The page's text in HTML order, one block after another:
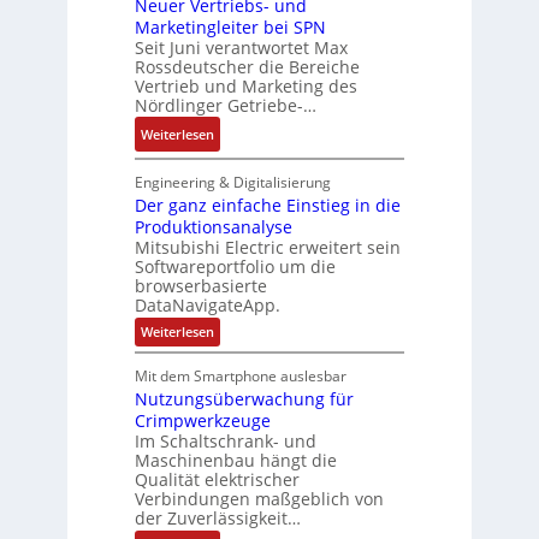
i
t
i
v
e
M
o
m
e
n
t
a
u
f
n
h
m
e
,
g
e
p
o
nr
i
k
t
e
c
h
n
k
G
s
c
h
ä
f
t
s
f
ü
h
r
e
r
a
s
s
a
u
l
t
S
y
s
t
è
m
e
s
:
2
-
E
r
g
e
b
Neuer Vertriebs- und
Marketingleiter bei SPN
Seit Juni verantwortet Max
Rossdeutscher die Bereiche
Vertrieb und Marketing des
Nördlinger Getriebe-…
Weiterlesen:
N
e
u
e
r
V
e
r
t
i
e
b
s
-
u
n
Engineering & Digitalisierung
Der ganz einfache Einstieg in die
Produktionsanalyse
Mitsubishi Electric erweitert sein
Softwareportfolio um die
browserbasierte
DataNavigateApp.
Weiterlesen:
D
r
g
a
n
z
e
i
n
f
a
Mit dem Smartphone auslesbar
Nutzungsüberwachung für
Crimpwerkzeuge
Im Schaltschrank- und
Maschinenbau hängt die
Qualität elektrischer
Verbindungen maßgeblich von
der Zuverlässigkeit…